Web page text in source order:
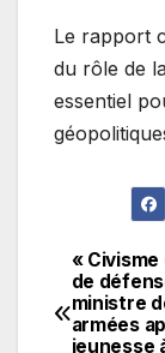
Le rapport
du rôle de
essentiel
de
«
de
ministre
armées
jeunesse